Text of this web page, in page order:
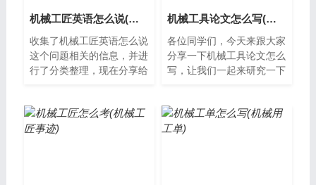
机械工匠英语怎么说(机械工人英语怎么读)
收集了机械工匠英语怎么说
这个问题相关的信息，并进
行了分类整理，现在分享给
以被称为Mech...
机械工具论文怎么写(机械相关论文)
各位同学们，今天来跟大家
分享一下机械工具论文怎么
写，让我们一起来研究一下
告，对于机械...